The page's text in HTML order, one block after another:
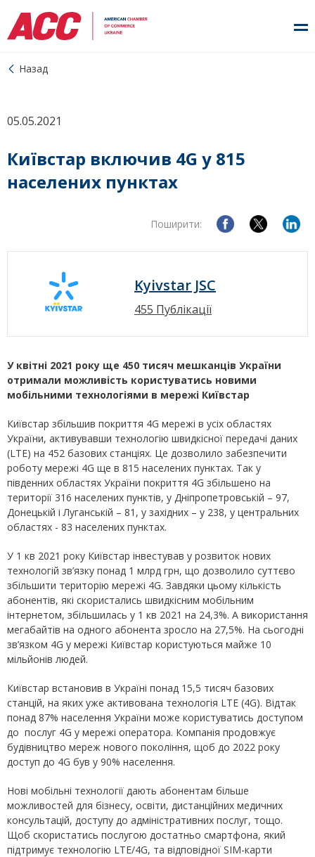
Назад
05.05.2021
Київстар включив 4G у 815
населених пунктах
Поширити:
Kyivstar JSC
455 Публікації
У квітні 2021 року ще 450 тисяч мешканців України
отримали можливість користуватись новими
мобільними технологіями в мережі Київстар
Київстар збільшив покриття 4G мережі в усіх областях
України, активувавши технологію швидкісної передачі даних
(LTE) на 452 базових станціях. Це дозволило забезпечити
роботу мережі 4G ще в 815 населених пунктах. Так у
південних областях України покриття 4G збільшено на
території 316 населених пунктів, у Дніпропетровській – 97,
Донецькій і Луганській – 81, у західних – у 238, у центральних
областях - 83 населених пунктах.
У 1 кв 2021 року Київстар інвестував у розвиток нових
технологій зв’язку понад 1 млрд грн, що дозволило суттєво
збільшити територію мережі 4G. Завдяки цьому кількість
абонентів, які скористались швидкісним мобільним
інтернетом, збільшилась у 1 кв 2021 на 24,3%. А використання
мегабайтів на одного абонента зросло на 27,5%. На сьогодні
зв’язком 4G у мережі Київстар користуються майже 10
мільйонів людей.
Київстар встановив в Україні понад 15,5 тисяч базових
станцій, на яких уже активована технологія LTE (4G). Відтак
понад 87% населення України може користуватись доступом
до послуг 4G у мережі оператора. Компанія продовжує
будівництво мереж нового покоління, щоб до 2022 року
доступ до 4G був у 90% населення.
Нові мобільні технології дають абонентам більше
можливостей для бізнесу, освіти, дистанційних медичних
консультацій, доступу до адміністративних послуг, тощо.
Щоб скористатись послугою достатньо смартфона, який
підтримує технологію LTE/4G, та відповідної SIM-карти